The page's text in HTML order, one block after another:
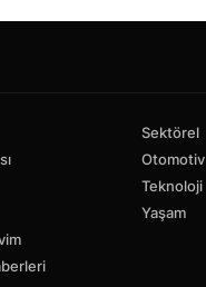
Sektörel
Otomotiv
Teknoloji
Yaşam